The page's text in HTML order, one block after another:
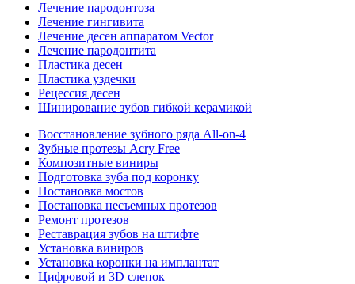
Лечение пародонтоза
Лечение гингивита
Лечение десен аппаратом Vector
Лечение пародонтита
Пластика десен
Пластика уздечки
Рецессия десен
Шинирование зубов гибкой керамикой
Восстановление зубного ряда All‑on‑4
Зубные протезы Acry Free
Композитные виниры
Подготовка зуба под коронку
Постановка мостов
Постановка несъемных протезов
Ремонт протезов
Реставрация зубов на штифте
Установка виниров
Установка коронки на имплантат
Цифровой и 3D слепок